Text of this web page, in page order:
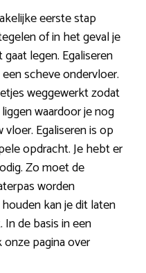
eerste stap
of in het geval je
legen. Egaliseren
scheve ondervloer.
weggewerkt zodat
waardoor je nog
Egaliseren is op
opdracht. Je hebt er
Zo moet de
worden
kan je dit laten
de basis in een
pagina over